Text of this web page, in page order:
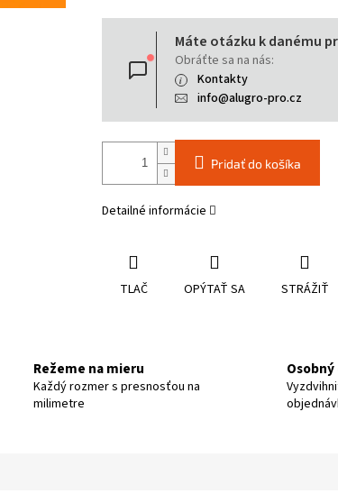
Jednotková
Máte otázku k danému
Obráťte sa na nás:
Kontakty
info@alugro-pro.cz
Pridať do košíka
Detailné informácie
TLAČ OPÝTAŤ SA STRÁŽIŤ
Režeme na mieru
Každý rozmer s presnosťou na
milimetre